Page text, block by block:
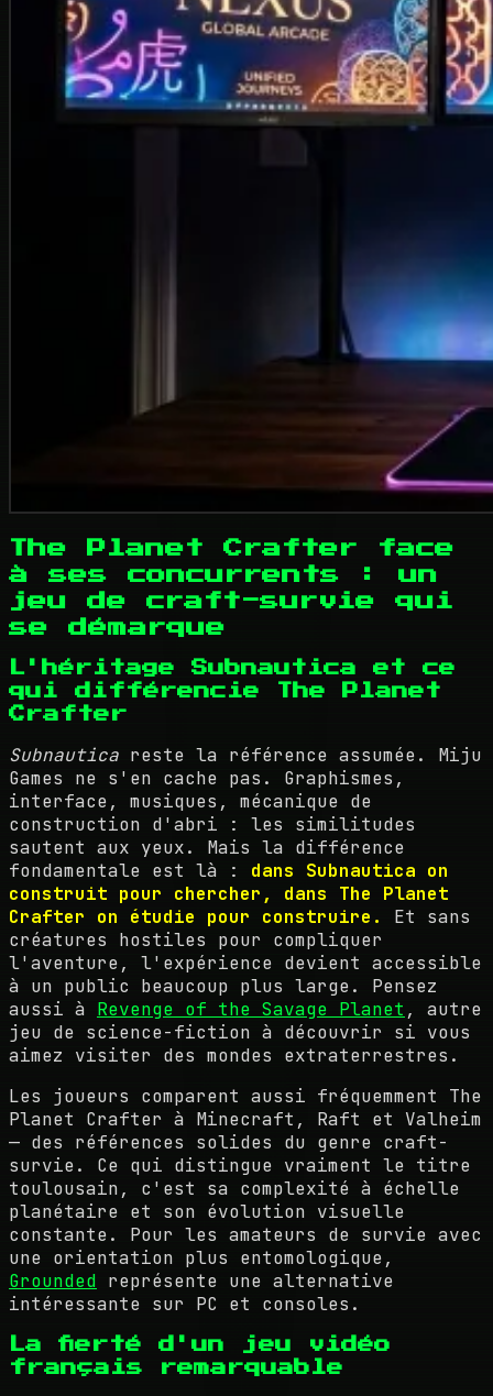
The Planet Crafter face
à ses concurrents : un
jeu de craft-survie qui
se démarque
L'héritage Subnautica et ce
qui différencie The Planet
Crafter
Subnautica reste la référence assumée. Miju
Games ne s'en cache pas. Graphismes,
interface, musiques, mécanique de
construction d'abri : les similitudes
sautent aux yeux. Mais la différence
fondamentale est là : dans Subnautica on
construit pour chercher, dans The Planet
Crafter on étudie pour construire.
Et sans
créatures hostiles pour compliquer
l'aventure, l'expérience devient accessible
à un public beaucoup plus large. Pensez
aussi à Revenge of the Savage Planet , autre
jeu de science-fiction à découvrir si vous
aimez visiter des mondes extraterrestres.
Les joueurs comparent aussi fréquemment The
Planet Crafter à Minecraft, Raft et Valheim
— des références solides du genre craft-
survie. Ce qui distingue vraiment le titre
toulousain, c'est sa complexité à échelle
planétaire et son évolution visuelle
constante. Pour les amateurs de survie avec
une orientation plus entomologique,
Grounded représente une alternative
intéressante sur PC et consoles.
La fierté d'un jeu vidéo
français remarquable